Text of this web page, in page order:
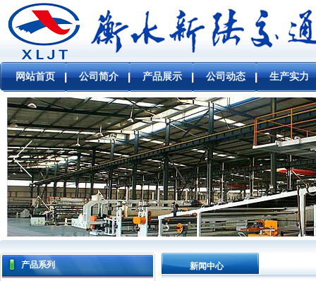
网站首页 公司简介 产品展示 公司动态 生产实力
产品系列 新闻中心